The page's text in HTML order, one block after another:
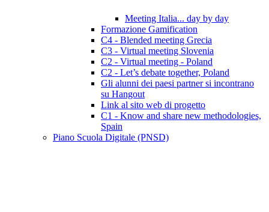
Meeting Italia... day by day
Formazione Gamification
C4 - Blended meeting Grecia
C3 - Virtual meeting Slovenia
C2 - Virtual meeting - Poland
C2 - Let’s debate together, Poland
Gli alunni dei paesi partner si incontrano
su Hangout
Link al sito web di progetto
C1 - Know and share new methodologies,
Spain
Piano Scuola Digitale (PNSD)